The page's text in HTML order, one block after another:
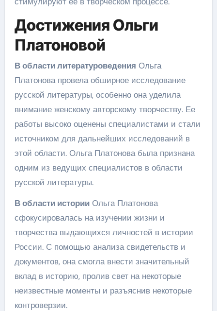
Достижения Ольги
Платоновой
В области литературоведения Ольга
Платонова провела обширное исследование
русской литературы, особенно она уделила
внимание женскому авторскому творчеству. Ее
работы высоко оценены специалистами и стали
источником для дальнейших исследований в
этой области. Ольга Платонова была признана
одним из ведущих специалистов в области
русской литературы.
В области историиОльга Платонова
сфокусировалась на изучении жизни и
творчества выдающихся личностей в истории
России. С помощью анализа свидетельств и
документов, она смогла внести значительный
вклад в историю, пролив свет на некоторые
неизвестные моменты и разъяснив некоторые
контроверзии.